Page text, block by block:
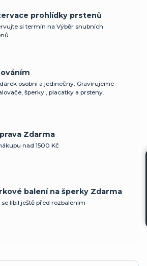
prohlídky prstenů
si termín na Výběr snubních
osobní a jedinečný. Gravírujeme
šperky , placatky a prsteny.
Zdarma
nad 1500 Kč
balení na šperky Zdarma
se líbil ještě před rozbalením